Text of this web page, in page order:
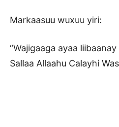
Markaasuu wuxuu yiri:
“Wajigaaga ayaa
Sallaa Allaahu Calayhi